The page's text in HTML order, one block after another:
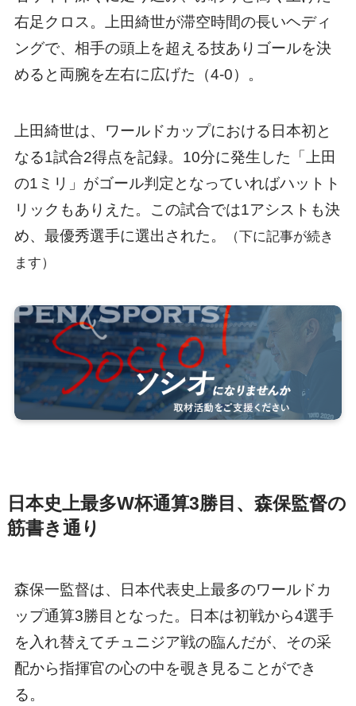
右足クロス。上田綺世が滞空時間の長いヘディ
ングで、相手の頭上を超える技ありゴールを決
めると両腕を左右に広げた（4-0）。
上田綺世は、ワールドカップにおける日本初と
なる1試合2得点を記録。10分に発生した「上田
の1ミリ」がゴール判定となっていればハットト
リックもありえた。この試合では1アシストも決
め、最優秀選手に選出された。
（下に記事が続き
ます）
日本史上最多W杯通算3勝目、森保監督の
筋書き通り
森保一監督は、日本代表史上最多のワールドカ
ップ通算3勝目となった。日本は初戦から4選手
を入れ替えてチュニジア戦の臨んだが、その采
配から指揮官の心の中を覗き見ることができ
る。